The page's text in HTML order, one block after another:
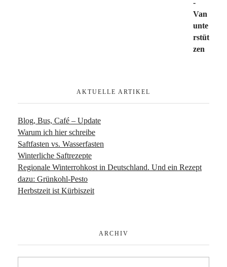
AKTUELLE ARTIKEL
Blog, Bus, Café – Update
Warum ich hier schreibe
Saftfasten vs. Wasserfasten
Winterliche Saftrezepte
Regionale Winterrohkost in Deutschland. Und ein Rezept
dazu: Grünkohl-Pesto
Herbstzeit ist Kürbiszeit
ARCHIV